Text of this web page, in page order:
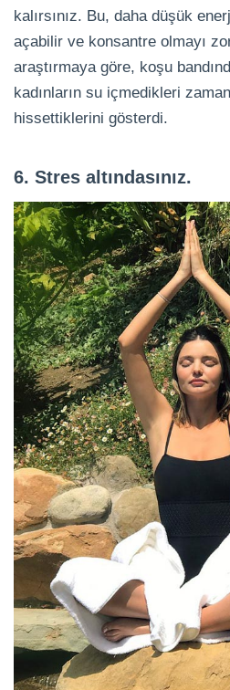
kalırsınız. Bu, daha düşük
açabilir ve konsantre olmayı
araştırmaya göre, koşu
kadınların su içmedikleri
hissettiklerini gösterdi.
6. Stres altındasınız.